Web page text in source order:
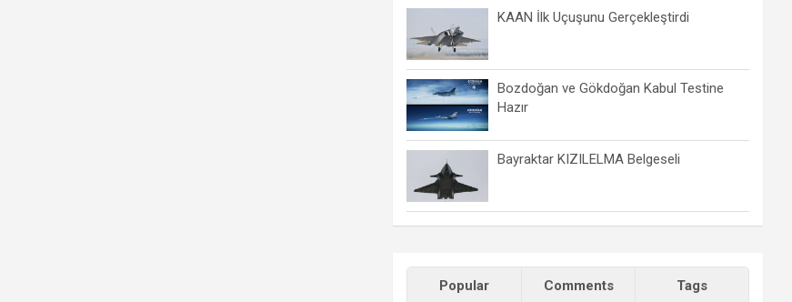
KAAN İlk Uçuşunu Gerçekleştirdi
Bozdoğan ve Gökdoğan Kabul Testine
Hazır
Bayraktar KIZILELMA Belgeseli
Popular Comments Tags